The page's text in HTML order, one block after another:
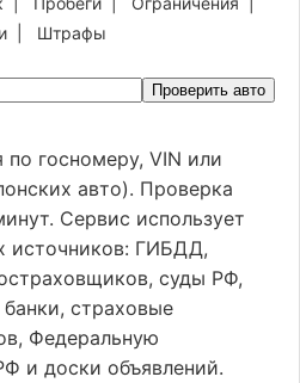
| Штрафы
Проверить авто
госномеру, VIN или
авто). Проверка
Сервис использует
источников: ГИБДД,
суды РФ,
страховые
Федеральную
и доски объявлений.